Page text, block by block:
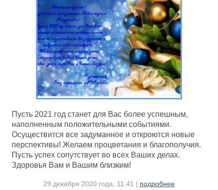
Пусть 2021 год станет для Вас более успешным,
наполненным положительными событиями.
Осуществится все задуманное и откроются новые
перспективы! Желаем процветания и благополучия.
Пусть успех сопутствует во всех Ваших делах.
Здоровья Вам и Вашим близким!
29 декабря 2020 года, 11:41 | подробнее